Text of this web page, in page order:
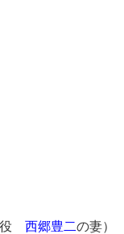
西郷豊二の妻）